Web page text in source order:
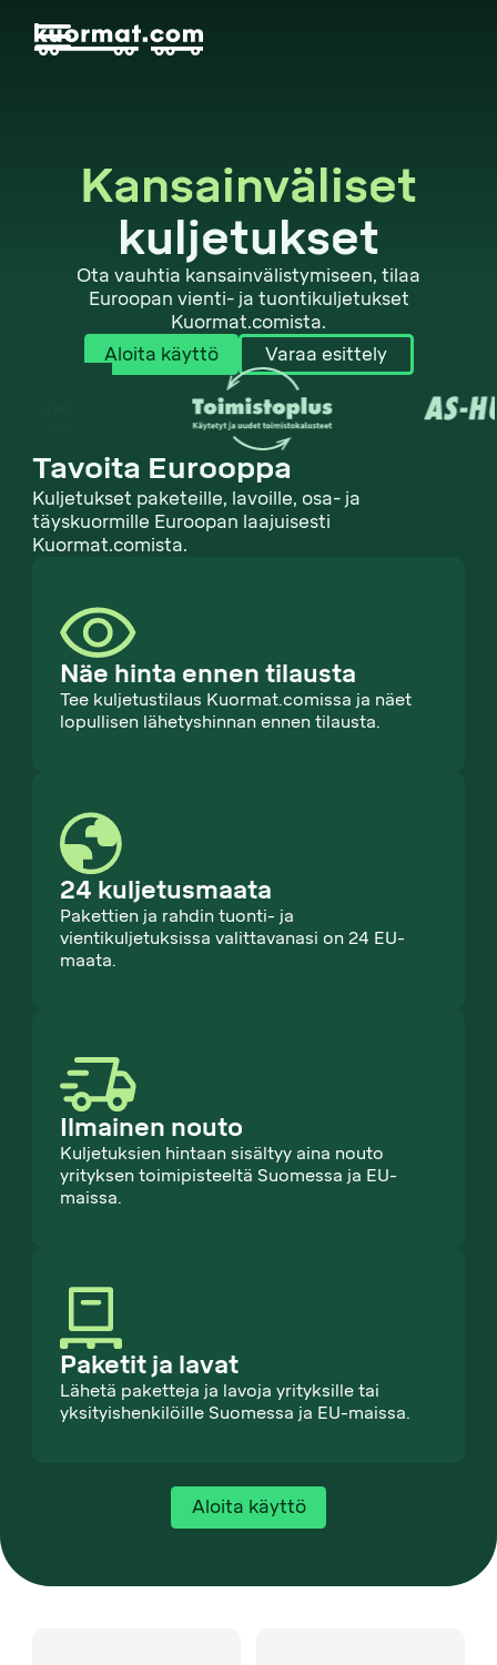
Kansainväliset
kuljetukset
Ota vauhtia kansainvälistymiseen, tilaa
Euroopan vienti- ja tuontikuljetukset
Kuormat.comista.
Aloita käyttö
Varaa esittely
Tavoita Eurooppa
Kuljetukset paketeille, lavoille, osa- ja
täyskuormille Euroopan laajuisesti
Kuormat.comista.
Näe hinta ennen tilausta
Tee kuljetustilaus Kuormat.comissa ja näet
lopullisen lähetyshinnan ennen tilausta.
24 kuljetusmaata
Pakettien ja rahdin tuonti- ja
vientikuljetuksissa valittavanasi on 24 EU-
maata.
Ilmainen nouto
Kuljetuksien hintaan sisältyy aina nouto
yrityksen toimipisteeltä Suomessa ja EU-
maissa.
Paketit ja lavat
Lähetä paketteja ja lavoja yrityksille tai
yksityishenkilöille Suomessa ja EU-maissa.
Aloita käyttö